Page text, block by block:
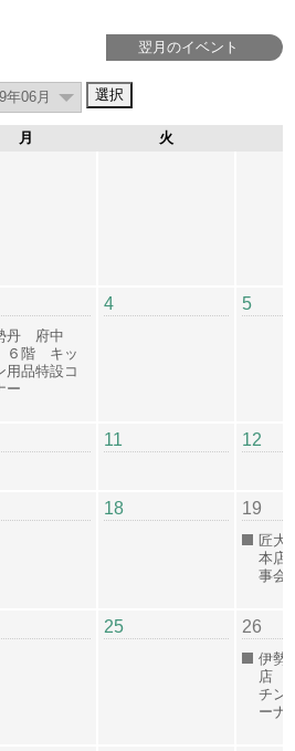
翌月のイベント
月 火
丹 府中
階 キッ
用品特設コ
ー
4 5
11 12
18 19
匠
本
事会
25 26
伊勢
店
チン
ー